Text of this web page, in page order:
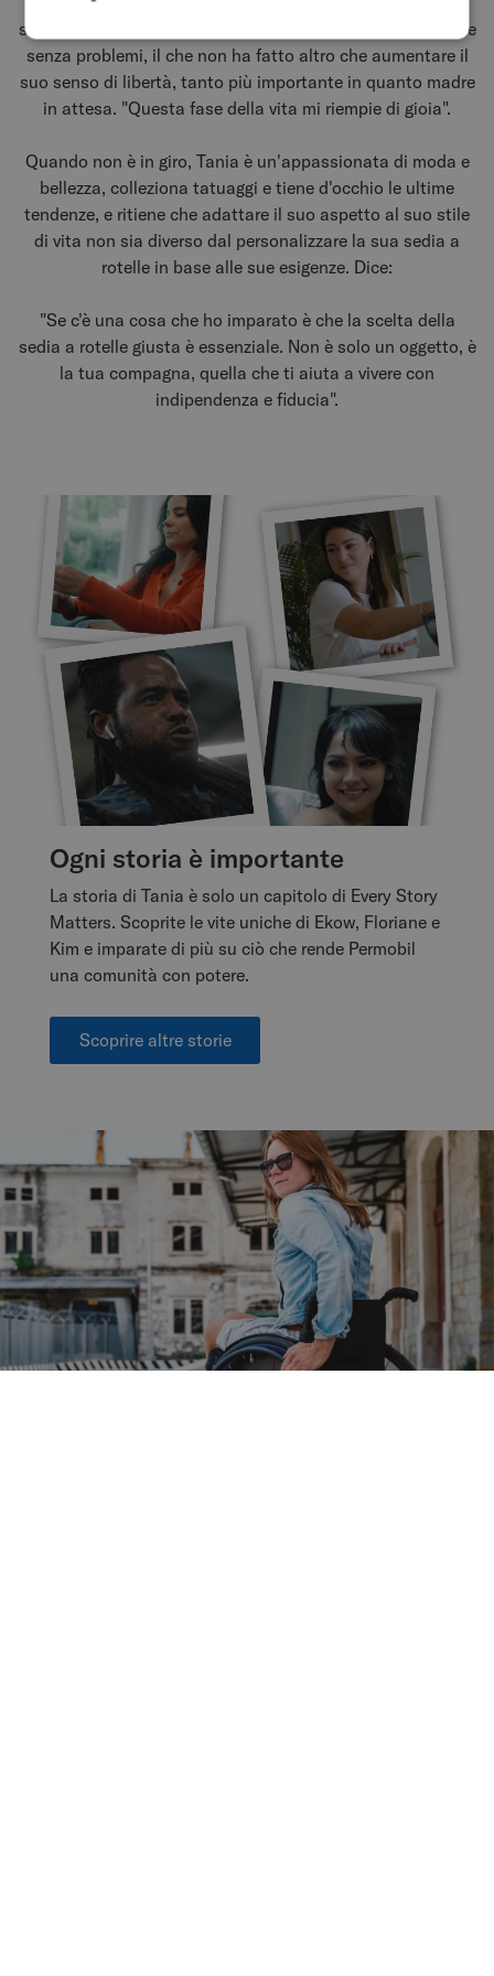
scoperto che caricare la sedia a rotelle in auto è semplice e
senza problemi, il che non ha fatto altro che aumentare il
suo senso di libertà, tanto più importante in quanto madre
in attesa. "Questa fase della vita mi riempie di gioia".
Quando non è in giro, Tania è un'appassionata di moda e
bellezza, colleziona tatuaggi e tiene d'occhio le ultime
tendenze, e ritiene che adattare il suo aspetto al suo stile
di vita non sia diverso dal personalizzare la sua sedia a
rotelle in base alle sue esigenze. Dice:
"Se c'è una cosa che ho imparato è che la scelta della
sedia a rotelle giusta è essenziale. Non è solo un oggetto, è
la tua compagna, quella che ti aiuta a vivere con
indipendenza e fiducia".
Ogni storia è importante
La storia di Tania è solo un capitolo di Every Story
Matters. Scoprite le vite uniche di Ekow, Floriane e
Kim e imparate di più su ciò che rende Permobil
una comunità con potere.
Scoprire altre storie